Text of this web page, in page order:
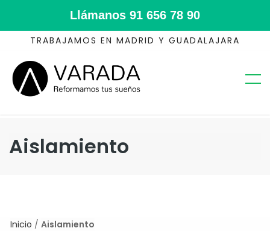
Llámanos 91 656 78 90
TRABAJAMOS EN MADRID Y GUADALAJARA
Aislamiento
Inicio / Aislamiento